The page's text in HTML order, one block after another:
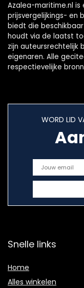
Azalea-maritime.nl
prijsvergelijkings- en
biedt die
houdt via de laatst
zijn auteursrechtelijk
eigenaren. Alle
respectievelijke
WORD LID
Snelle links
Home
Alles winkelen